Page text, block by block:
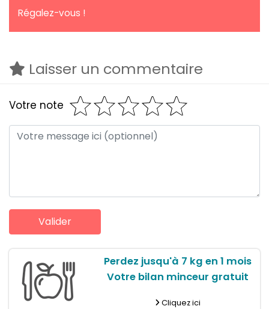
Régalez-vous !
Laisser un commentaire
Votre note
Perdez jusqu'à 7 kg en 1 mois
Votre bilan minceur gratuit
Cliquez ici